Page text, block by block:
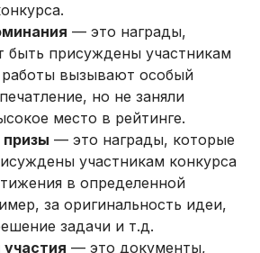
— это награды,
быть присуждены участникам
работы вызывают особый
но не заняли
место в рейтинге.
— это награды, которые
участникам конкурса
в определенной
за оригинальность идеи,
задачи и т.д.
— это документы,